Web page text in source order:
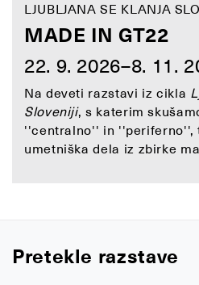
LJUBLJANA SE KLANJA
MADE IN GT22
22. 9. 2026–8. 11.
Na deveti razstavi iz cikla
Sloveniji, s katerim
''centralno'' in ''periferno'',
umetniška dela iz zbirke
Pretekle razstave